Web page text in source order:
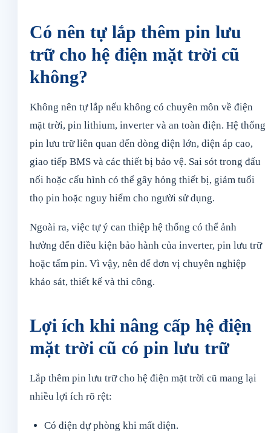
Có nên tự lắp thêm pin lưu
trữ cho hệ điện mặt trời cũ
không?
Không nên tự lắp nếu không có chuyên môn về điện
mặt trời, pin lithium, inverter và an toàn điện. Hệ thống
pin lưu trữ liên quan đến dòng điện lớn, điện áp cao,
giao tiếp BMS và các thiết bị bảo vệ. Sai sót trong đấu
nối hoặc cấu hình có thể gây hỏng thiết bị, giảm tuổi
thọ pin hoặc nguy hiểm cho người sử dụng.
Ngoài ra, việc tự ý can thiệp hệ thống có thể ảnh
hưởng đến điều kiện bảo hành của inverter, pin lưu trữ
hoặc tấm pin. Vì vậy, nên để đơn vị chuyên nghiệp
khảo sát, thiết kế và thi công.
Lợi ích khi nâng cấp hệ điện
mặt trời cũ có pin lưu trữ
Lắp thêm pin lưu trữ cho hệ điện mặt trời cũ mang lại
nhiều lợi ích rõ rệt:
Có điện dự phòng khi mất điện.